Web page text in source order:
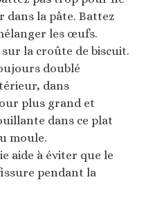
dans la pâte. Battez
les œufs.
la croûte de biscuit.
doublé
dans
plus grand et
dans ce plat
moule.
aide à éviter que le
pendant la